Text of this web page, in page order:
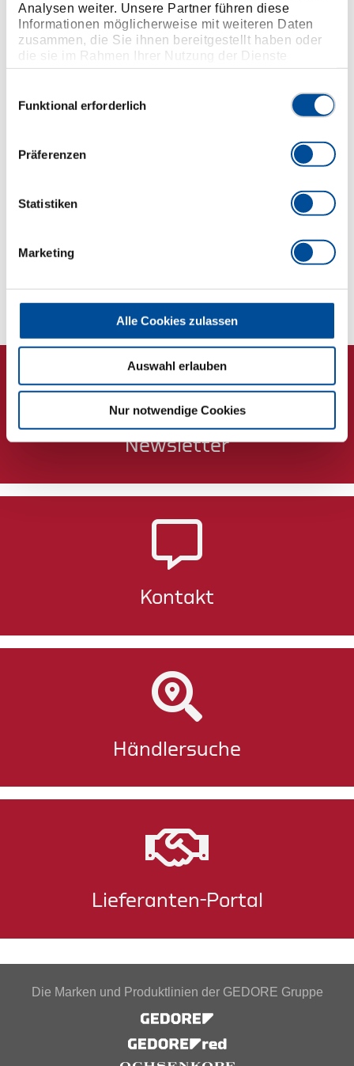
Analysen weiter. Unsere Partner führen diese
Informationen möglicherweise mit weiteren Daten
zusammen, die Sie ihnen bereitgestellt haben oder
die sie im Rahmen Ihrer Nutzung der Dienste
gesammelt haben. Unsere vollständige
Funktional erforderlich
Präferenzen
Statistiken
Marketing
Alle Cookies zulassen
Auswahl erlauben
Nur notwendige Cookies
Praktischer Organizer: Geliefert in einem kompakten
Halter für einfache Aufbewahrung und schnellen
Zugriff
Manganphosphat-Beschichtung: Bietet zusätzlichen
Kompatibilität: Passt auf alle
geeignet für Maschinenbetätigung
Newsletter
Kontakt
Händlersuche
Lieferanten-Portal
Die Marken und Produktlinien der GEDORE Gruppe